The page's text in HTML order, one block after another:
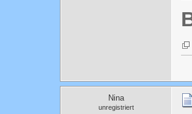
Nina
unregistriert